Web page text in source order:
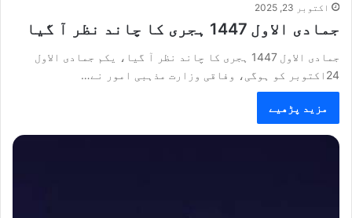
اکتوبر 23, 2025
جمادی الاول 1447 ہجری کا چاند نظر آ گیا
جمادی الاول 1447 ہجری کا چاند نظر آ گیا، یکم جمادی الاول
24اکتوبر کو ہوگی، وفاقی وزارت مذہبی امور نے…
مزید پڑھیے